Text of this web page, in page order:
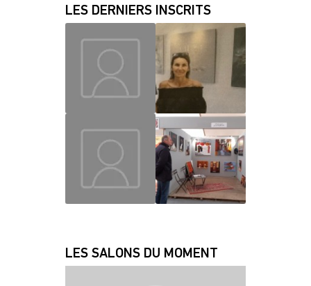
LES DERNIERS INSCRITS
MAUD CHRISLAINE
LES SALONS DU MOMENT